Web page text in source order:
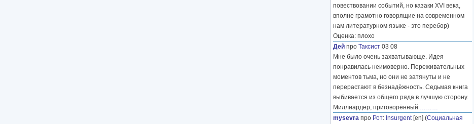
повествовании событий, но казаки XVI века,
вполне грамотно говорящие на современном
нам литературном языке - это перебор)
Оценка: плохо
Дей про Таксист 03 08
Мне было очень захватывающе. Идея
понравилась неимоверно. Переживательных
моментов тьма, но они не затянуты и не
перерастают в безнадёжность. Седьмая книга
выбивается из общего ряда в лучшую сторону.
Миллиардер, приговорённый ………
mysevra про Рот: Insurgent[en] (Социальная